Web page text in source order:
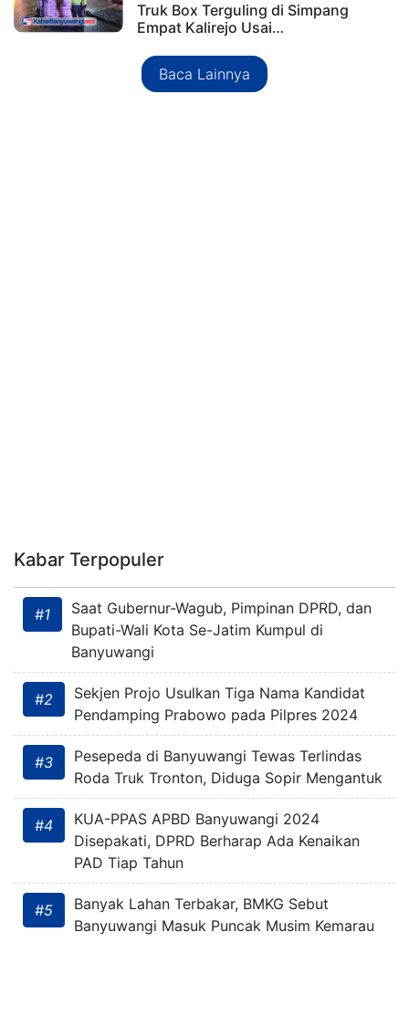
Truk Box Terguling di Simpang
Empat Kalirejo Usai…
Baca Lainnya
Kabar Terpopuler
#1
Saat Gubernur-Wagub, Pimpinan DPRD, dan
Bupati-Wali Kota Se-Jatim Kumpul di
Banyuwangi
#2
Sekjen Projo Usulkan Tiga Nama Kandidat
Pendamping Prabowo pada Pilpres 2024
#3
Pesepeda di Banyuwangi Tewas Terlindas
Roda Truk Tronton, Diduga Sopir Mengantuk
#4
KUA-PPAS APBD Banyuwangi 2024
Disepakati, DPRD Berharap Ada Kenaikan
PAD Tiap Tahun
#5
Banyak Lahan Terbakar, BMKG Sebut
Banyuwangi Masuk Puncak Musim Kemarau